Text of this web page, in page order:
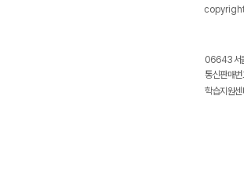
06643 서
통신판매
학습지원